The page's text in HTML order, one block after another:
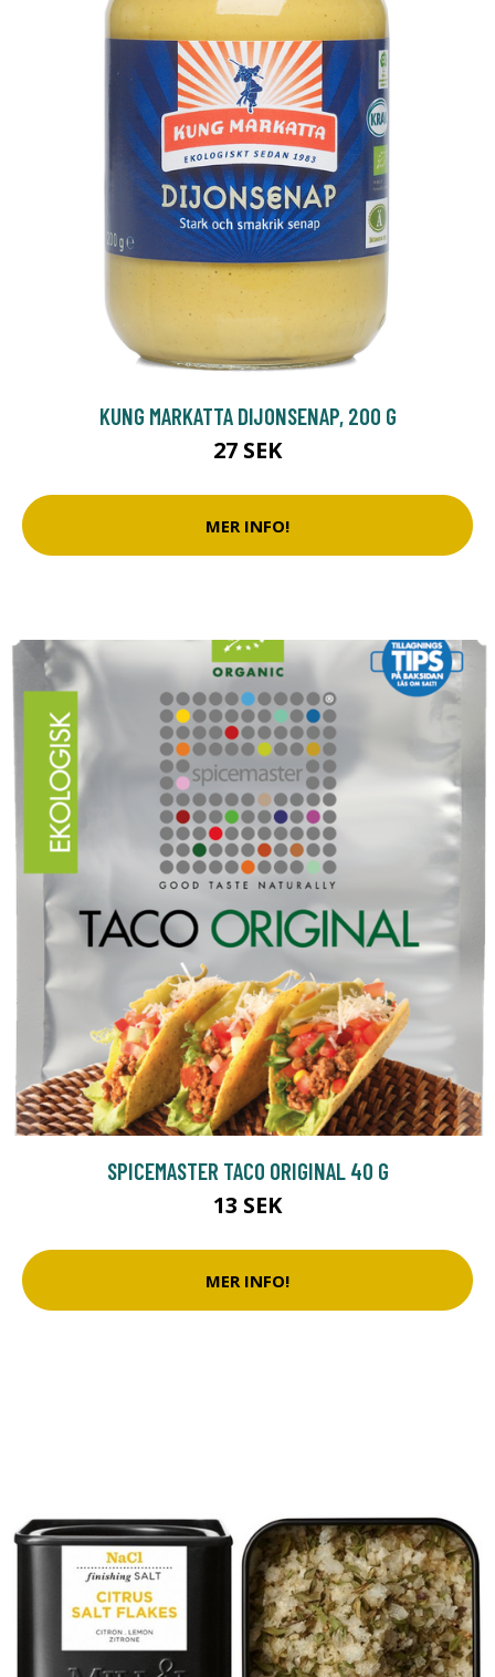
KUNG MARKATTA DIJONSENAP, 200 G
27 SEK
MER INFO!
SPICEMASTER TACO ORIGINAL 40 G
13 SEK
MER INFO!